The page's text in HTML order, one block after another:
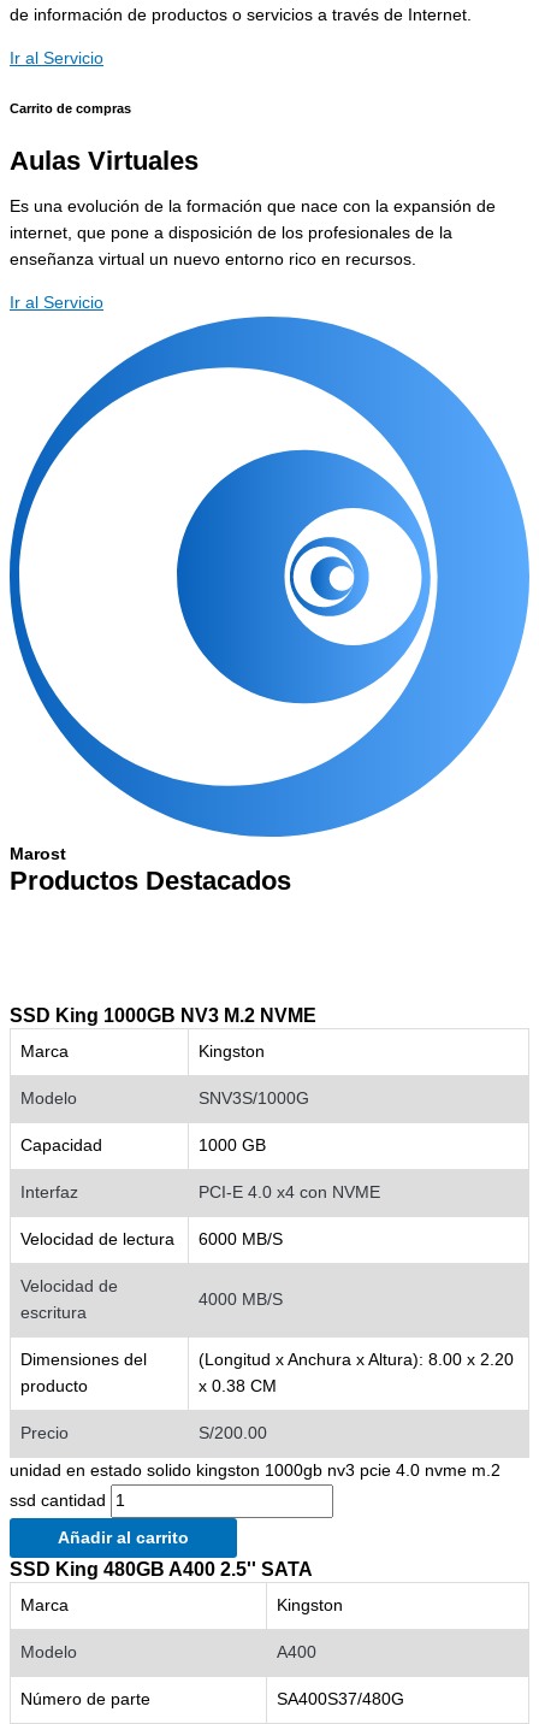
de información de productos o servicios a través de Internet.
Ir al Servicio
Carrito de compras
Aulas Virtuales
Es una evolución de la formación que nace con la expansión de
internet, que pone a disposición de los profesionales de la
enseñanza virtual un nuevo entorno rico en recursos.
Ir al Servicio
Marost
Productos Destacados
SSD King 1000GB NV3 M.2 NVME
Marca Kingston
Modelo SNV3S/1000G
Capacidad 1000 GB
Interfaz PCI-E 4.0 x4 con NVME
Velocidad de lectura 6000 MB/S
Velocidad de
escritura
4000 MB/S
Dimensiones del
producto
(Longitud x Anchura x Altura): 8.00 x 2.20
x 0.38 CM
Precio S/200.00
unidad en estado solido kingston 1000gb nv3 pcie 4.0 nvme m.2
ssd cantidad
Añadir al carrito
SSD King 480GB A400 2.5'' SATA
Marca Kingston
Modelo A400
Número de parte SA400S37/480G